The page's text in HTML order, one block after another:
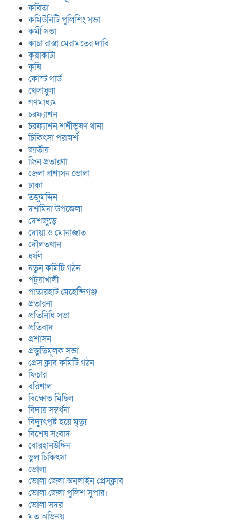
কবিতা
কমিউনিটি পুলিশিং সভা
কর্মী সভা
কাঁচা রাস্তা মেরামতের দাবি
কুয়াকাটা
কৃষি
কোস্ট গার্ড
খেলাধুলা
গণমাধ্যম
চরফ্যাশন
চরফ্যাশন শশীভূষণ থানা
চিকিৎসা পরামর্শ
জাতীয়
জিন প্রতারণা
জেলা প্রশাসন ভোলা
ঢাকা
তজুমদ্দিন
দশমিনা উপজেলা
দেশজুড়ে
দোয়া ও মোনাজাত
দৌলতখান
ধর্ষণ
নতুন কমিটি গঠন
পটুয়াখালী
পাতারহাট মেহেন্দিগঞ্জ
প্রতারনা
প্রতিনিধি সভা
প্রতিবাদ
প্রশাসন
প্রস্তুতিমূলক সভা
প্রেস ক্লাব কমিটি গঠন
ফিচার
বরিশাল
বিক্ষোভ মিছিল
বিদায় সম্বর্ধনা
বিদ্যুৎপৃষ্ট হয়ে মৃত্যু
বিশেষ সংবাদ
বোরহানউদ্দিন
ভুল চিকিৎসা
ভোলা
ভোলা জেলা অনলাইন প্রেসক্লাব
ভোলা জেলা পুলিশ সুপার।
ভোলা সদর
মত অভিনয়